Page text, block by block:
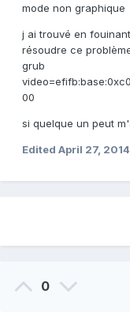
mode non graphique
j ai trouvé en
résoudre ce
grub
00
si quelque un peut
Edited April 27, 2014
0